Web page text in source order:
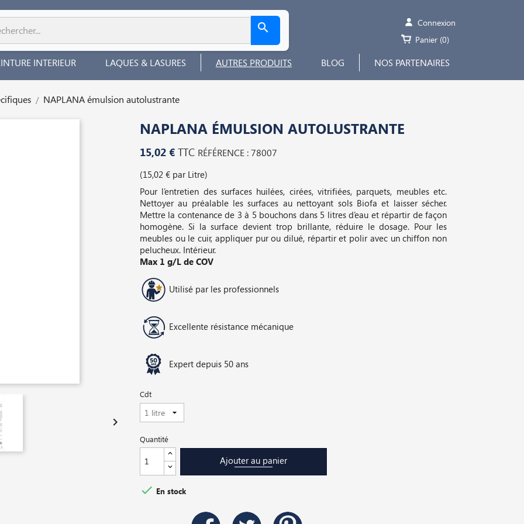

Connexion
Panier (0)
INTERIEUR LAQUES & LASURES AUTRES PRODUITS BLOG NOS PARTENAIRES
NAPLANA émulsion autolustrante

NAPLANA ÉMULSION AUTOLUSTRANTE
15,02 € TTC RÉFÉRENCE : 78007
(15,02 € par Litre)
Pour l’entretien des surfaces huilées, cirées, vitrifiées, parquets, meubles etc.
Nettoyer au préalable les surfaces au nettoyant sols Biofa et laisser sécher.
Mettre la contenance de 3 à 5 bouchons dans 5 litres d’eau et répartir de façon
homogène. Si la surface devient trop brillante, réduire le dosage. Pour les
meubles ou le cuir, appliquer pur ou dilué, répartir et polir avec un chiffon non
pelucheux. Intérieur.
Max 1 g/L de COV
Utilisé par les professionnels
Excellente résistance mécanique
Expert depuis 50 ans
Cdt
Quantité
Ajouter au panier
 En stock